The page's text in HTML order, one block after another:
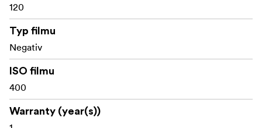
120
Typ filmu
Negativ
ISO filmu
400
Warranty (year(s))